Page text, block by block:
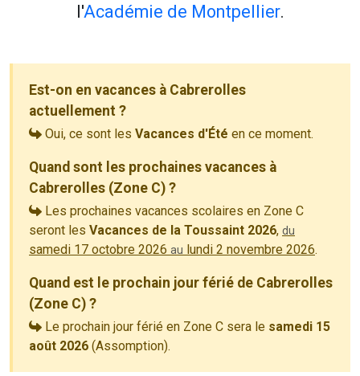
l'Académie de Montpellier.
Est-on en vacances à Cabrerolles
actuellement ?
Oui, ce sont les Vacances d'Été en ce moment.
Quand sont les prochaines vacances à
Cabrerolles (Zone C) ?
Les prochaines vacances scolaires en Zone C
seront les Vacances de la Toussaint 2026, du
samedi 17 octobre 2026 au lundi 2 novembre 2026.
Quand est le prochain jour férié de Cabrerolles
(Zone C) ?
Le prochain jour férié en Zone C sera le samedi 15
août 2026 (Assomption).